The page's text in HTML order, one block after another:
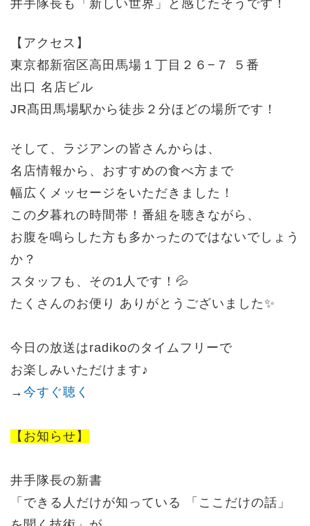
井手隊長も「新しい世界」と感じたそうです！
【アクセス】
東京都新宿区高田馬場１丁目２６−７ ５番
出口 名店ビル
JR髙田馬場駅から徒歩２分ほどの場所です！
そして、ラジアンの皆さんからは、
名店情報から、おすすめの食べ方まで
幅広くメッセージをいただきました！
この夕暮れの時間帯！番組を聴きながら、
お腹を鳴らした方も多かったのではないでしょう
か？
スタッフも、その1人です！💦
たくさんのお便り ありがとうございました✨
今日の放送はradikoのタイムフリーで
お楽しみいただけます♪
→ 今すぐ聴く
【お知らせ】
井手隊長の新書
「できる人だけが知っている 「ここだけの話」